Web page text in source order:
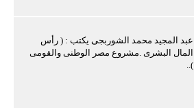
عبد المجيد محمد الشوربجى يكتب : ( رأس
المال البشرى .مشروع مصر الوطنى والقومى
)..